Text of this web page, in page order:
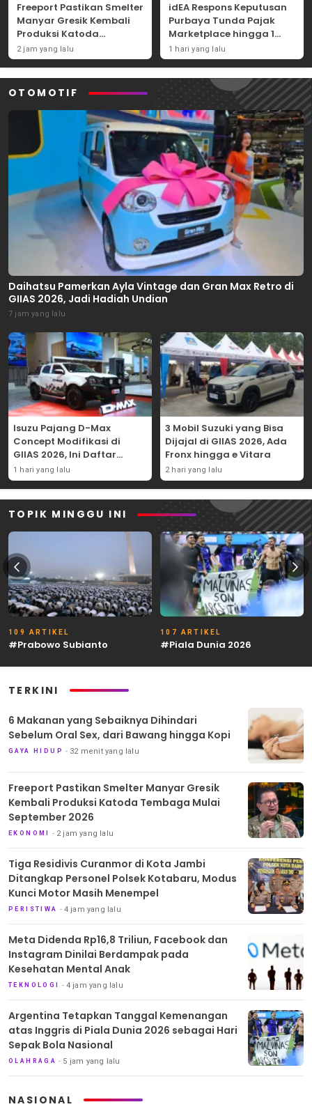
Freeport Pastikan Smelter
Manyar Gresik Kembali
Produksi Katoda
Tembaga Mulai
September 2026
2 jam yang lalu
idEA Respons Keputusan
Purbaya Tunda Pajak
Marketplace hingga 1
November 2026
1 hari yang lalu
OTOMOTIF
Daihatsu Pamerkan Ayla Vintage dan Gran Max Retro di
GIIAS 2026, Jadi Hadiah Undian
7 jam yang lalu
Isuzu Pajang D-Max
Concept Modifikasi di
GIIAS 2026, Ini Daftar
Ubahannya
1 hari yang lalu
3 Mobil Suzuki yang Bisa
Dijajal di GIIAS 2026, Ada
Fronx hingga e Vitara
2 hari yang lalu
TOPIK MINGGU INI
109 ARTIKEL
#Prabowo Subianto
107 ARTIKEL
#Piala Dunia 2026
TERKINI
6 Makanan yang Sebaiknya Dihindari
Sebelum Oral Sex, dari Bawang hingga Kopi
GAYA HIDUP 32 menit yang lalu
Freeport Pastikan Smelter Manyar Gresik
Kembali Produksi Katoda Tembaga Mulai
September 2026
EKONOMI 2 jam yang lalu
Tiga Residivis Curanmor di Kota Jambi
Ditangkap Personel Polsek Kotabaru, Modus
Kunci Motor Masih Menempel
PERISTIWA 4 jam yang lalu
Meta Didenda Rp16,8 Triliun, Facebook dan
Instagram Dinilai Berdampak pada
Kesehatan Mental Anak
TEKNOLOGI 4 jam yang lalu
Argentina Tetapkan Tanggal Kemenangan
atas Inggris di Piala Dunia 2026 sebagai Hari
Sepak Bola Nasional
OLAHRAGA 5 jam yang lalu
NASIONAL